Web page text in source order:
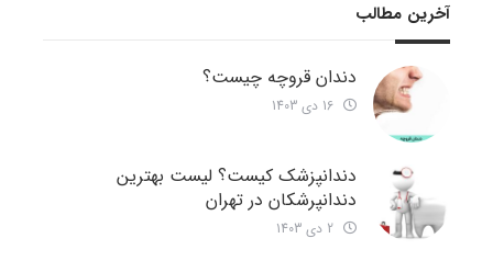
آخرین مطالب
دندان قروچه چیست؟
دندانپزشک کیست؟ لیست بهترین
دندانپرشکان در تهران